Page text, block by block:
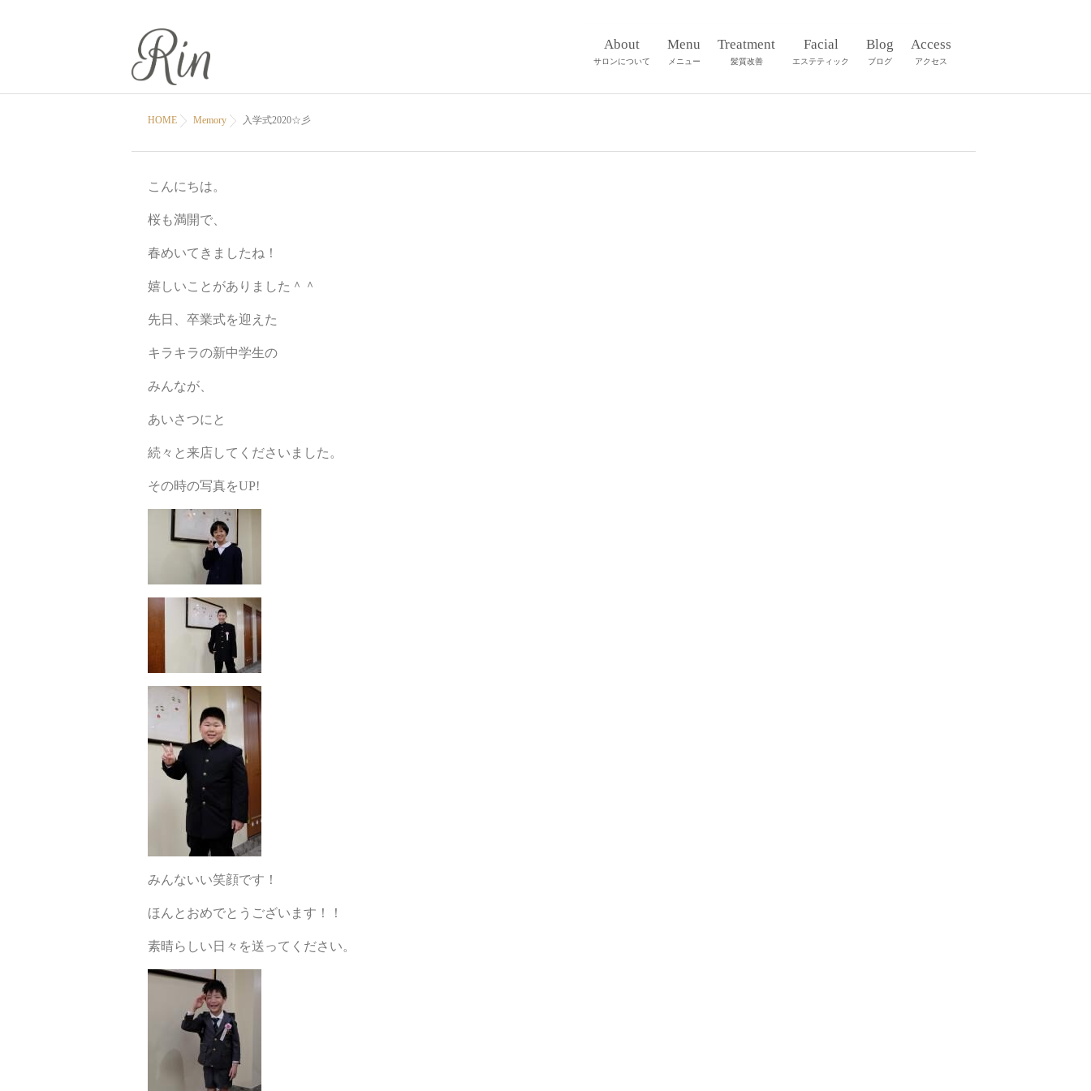
About
サロンについて
Menu
メニュー
Treatment
髪質改善
Facial
エステティック
Blog
ブログ
Access
アクセス
HOME Memory 入学式2020☆彡
こんにちは。
桜も満開で、
春めいてきましたね！
嬉しいことがありました＾＾
先日、卒業式を迎えた
キラキラの新中学生の
みんなが、
あいさつにと
続々と来店してくださいました。
その時の写真をUP!
みんないい笑顔です！
ほんとおめでとうございます！！
素晴らしい日々を送ってください。